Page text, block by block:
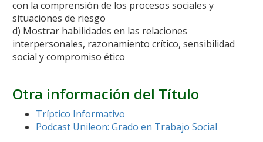
con la comprensión de los procesos sociales y
situaciones de riesgo
d) Mostrar habilidades en las relaciones
interpersonales, razonamiento crítico, sensibilidad
social y compromiso ético
Otra información del Título
Tríptico Informativo
Podcast Unileon: Grado en Trabajo Social